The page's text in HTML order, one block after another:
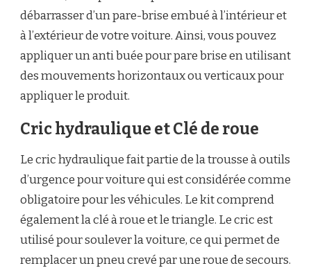
débarrasser d’un pare-brise embué à l’intérieur et
à l’extérieur de votre voiture. Ainsi, vous pouvez
appliquer un anti buée pour pare brise en utilisant
des mouvements horizontaux ou verticaux pour
appliquer le produit.
Cric hydraulique et Clé de roue
Le cric hydraulique fait partie de la trousse à outils
d’urgence pour voiture qui est considérée comme
obligatoire pour les véhicules. Le kit comprend
également la clé à roue et le triangle. Le cric est
utilisé pour soulever la voiture, ce qui permet de
remplacer un pneu crevé par une roue de secours.